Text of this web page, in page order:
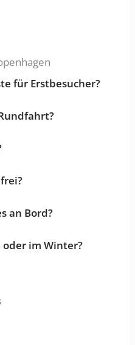
für Erstbesucher?
an Bord?
oder im Winter?